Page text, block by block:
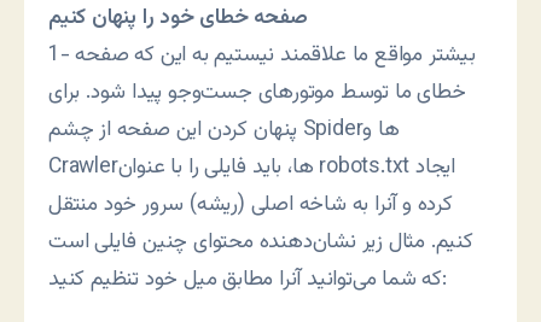
صفحه خطای خود را پنهان کنیم
1- بیشتر مواقع ما علاقمند نیستیم به این که صفحه
خطای ما توسط موتورهای جست‌وجو پیدا شود. برای
پنهان کردن این صفحه از چشم Spiderها و
Crawlerها، باید فایلی را با عنوان robots.txt ایجاد
کرده و آنرا به شاخه اصلی (ریشه) سرور خود منتقل
کنیم. مثال زیر نشان‌دهنده محتوای چنین فایلی است
که شما می‌توانید آنرا مطابق میل خود تنظیم کنید: